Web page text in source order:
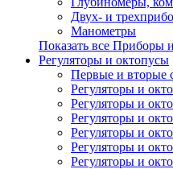
Двух- и
Манометры
Показать все Приборы
Регуляторы и октопусы
Первые и вторые
Регуляторы и
Регуляторы и
Регуляторы и
Регуляторы и
Регуляторы и
Регуляторы и